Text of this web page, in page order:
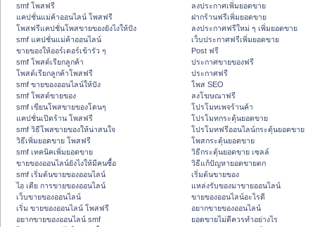
smf โพสฟรี
แคปชั่นแม่ค้าออนไลน์ โพสฟรี
โพสฟรีแคปชั่นโพสขายของยังไงให้ปัง
smf แคปชั่นแม่ค้าออนไลน์
ขายของให้ออร์เดอร์เข้ารัว ๆ
smf โพสต์เรียกลูกค้า
โพสต์เรียกลูกค้าโพสฟรี
smf ขายของออนไลน์ให้ปัง
smf โพสต์ขายของ
smf เขียนโพสขายของโดนๆ
แคปชั่นเปิดร้าน โพสฟรี
smf วิธีโพสขายของให้น่าสนใจ
วิธีเพิ่มยอดขาย โพสฟรี
smf เทคนิคเพิ่มยอดขาย
ขายของออนไลน์ยังไงให้มีคนซื้อ
smf เริ่มต้นขายของออนไลน์
ไอ เดีย การขายของออนไลน์
เว็บขายของออนไลน์
เริ่ม ขายของออนไลน์ โพสฟรี
อยากขายของออนไลน์ smf
ลงประกาศเพิ่มยอดขาย
ฝากร้านฟรีเพิ่มยอดขาย
ลงประกาศฟรีใหม่ ๆ เพิ่มยอดขาย
เว็บประกาศฟรีเพิ่มยอดขาย
Post ฟรี
ประกาศขายของฟรี
ประกาศฟรี
โพส SEO
ลงโฆษณาฟรี
โปรโมทเพจร้านค้า
โปรโมทกระตุ้นยอดขาย
โปรโมทฟรีออนไลน์กระตุ้นยอดขาย
โพสกระตุ้นยอดขาย
วิธีกระตุ้นยอดขาย เซลล์
วิธีแก้ปัญหายอดขายตก
เริ่มต้นขายของ
แหล่งรับของมาขายออนไลน์
ขายของออนไลน์อะไรดี
อยากขายของออนไลน์
ยอดขายไม่ดีควรทำอย่างไร